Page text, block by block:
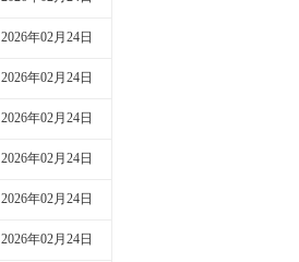
2026年02月24日
2026年02月24日
2026年02月24日
2026年02月24日
2026年02月24日
2026年02月24日